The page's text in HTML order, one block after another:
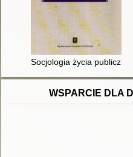
Socjologia życia
WSPARCIE DLA